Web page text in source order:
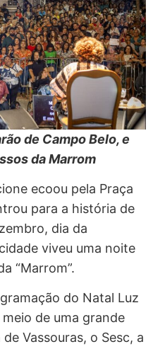
de Campo Belo, e
da Marrom
ecoou pela Praça
para a história de
dia da
viveu uma noite
“Marrom”.
do Natal Luz
de uma grande
Vassouras, o Sesc, a